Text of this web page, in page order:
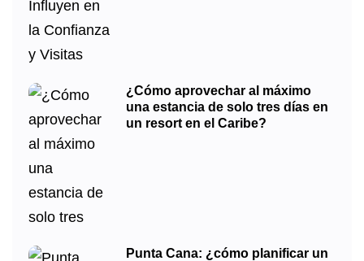
¿Cómo aprovechar al máximo
una estancia de solo tres días en
un resort en el Caribe?
Punta Cana: ¿cómo planificar un